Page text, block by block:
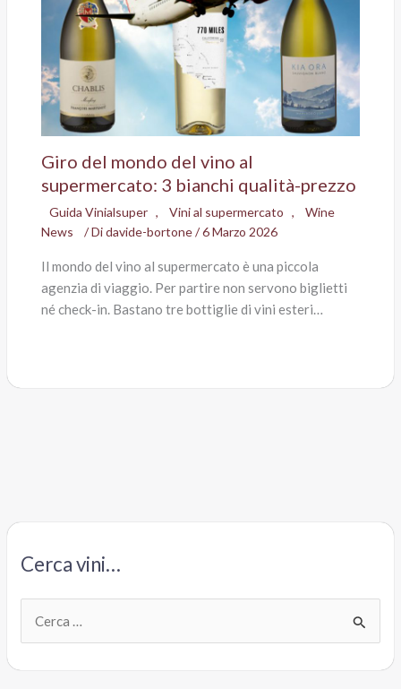
Giro del mondo del vino al
supermercato: 3 bianchi qualità-prezzo
Guida Vinialsuper , Vini al supermercato ,
Wine
News
/ Didavide-bortone/6 Marzo 2026
Il mondo del vino al supermercato è una piccola
agenzia di viaggio. Per partire non servono biglietti
né check-in. Bastano tre bottiglie di vini esteri…
Cerca vini…